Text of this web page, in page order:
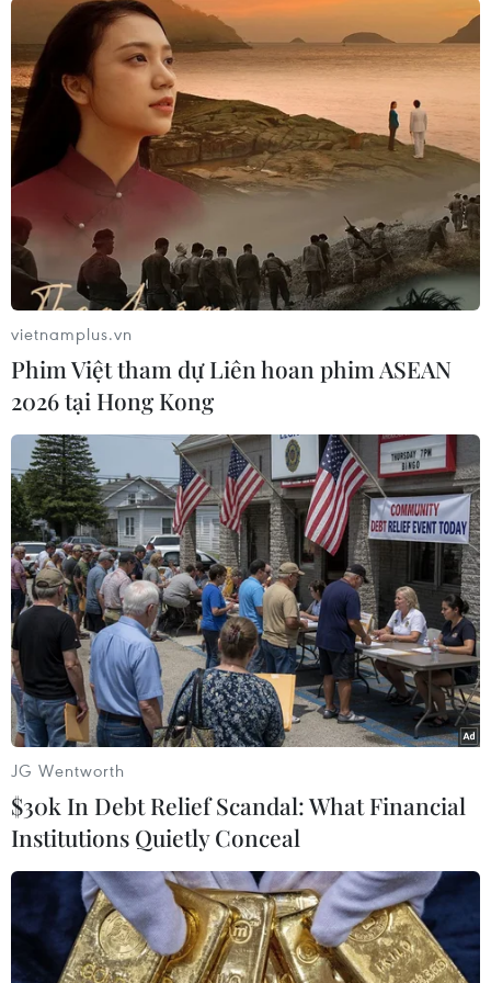
trong 15 phút giao dịch đầu tiên, chỉ số Nikkei-
225 đã tăng 407,27 điểm, tương đương 1,38%, so
với thời điểm đóng cửa phiên giao dịch cuối
tuần trước lên mức 29.927,34 trước khi vượt
qua ngưỡng 30.000 điểm.
Cùng với chỉ số Nikkei, chỉ số Topix trên thị
trường bảng 1 của TSE cũng tăng 17,91 điểm
(tương đương 0,93%) lên 1.951,79 điểm./.
#Nhật Bản #Kinh tế Nhật Bản
#Dịch COVID-19
Theo dõi VietnamPlus
vietnamplus.vn
Phim Việt tham dự Liên hoan phim ASEAN
2026 tại Hong Kong
JG Wentworth
$30k In Debt Relief Scandal: What Financial
Institutions Quietly Conceal